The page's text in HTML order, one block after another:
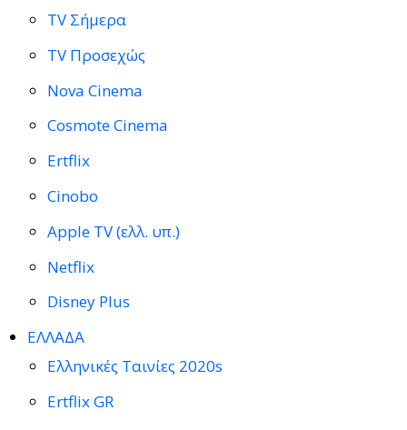
TV Σήμερα
TV Προσεχώς
Nova Cinema
Cosmote Cinema
Ertflix
Cinobo
Apple TV (ελλ. υπ.)
Netflix
Disney Plus
ΕΛΛΑΔΑ
Ελληνικές Ταινίες 2020s
Ertflix GR